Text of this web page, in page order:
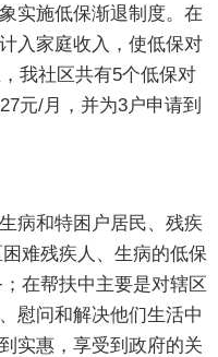
实施低保渐退制度。在
入家庭收入，使低保对
我社区共有5个低保对
元/月，并为3户申请到
和特困户居民、残疾
难残疾人、生病的低保
在帮扶中主要是对辖区
慰问和解决他们生活中
实惠，享受到政府的关